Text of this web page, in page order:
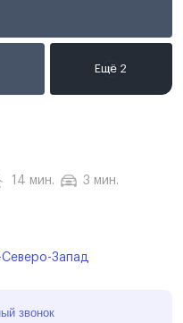
14 мин. 3 мин.
Запад
звонок